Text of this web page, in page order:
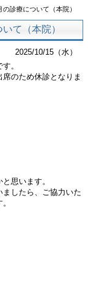
診療について（本院）
て（本院）
2025/10/15（水）
。
のため休診となりま
思います。
したら、ご協力いた